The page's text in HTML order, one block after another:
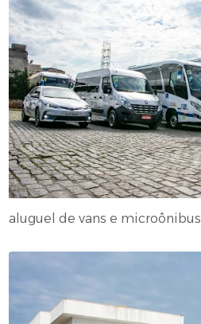
aluguel de vans e microônibus